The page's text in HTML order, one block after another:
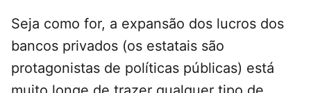
Seja como for, a expansão dos lucros dos
bancos privados (os estatais são
protagonistas de políticas públicas) está